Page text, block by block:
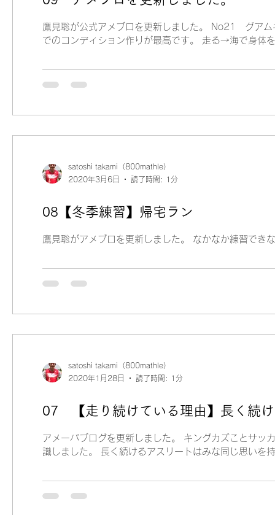
鷹見聡が公式アメブロを更新しました。 No21 グアム
でのコンディション作りが最高です。 走る→海で身体
satoshi takami（800mathle）
2020年3月6日
読了時間: 1分
08【冬季練習】帰宅ラン
鷹見聡がアメブロを更新しました。 なかなか練習でき
satoshi takami（800mathle）
2020年1月28日
読了時間: 1分
07 【走り続けている理由】長く続
アメーバブログを更新しました。 キングカズことサッ
識しました。 長く続けるアスリートはみな同じ思いを